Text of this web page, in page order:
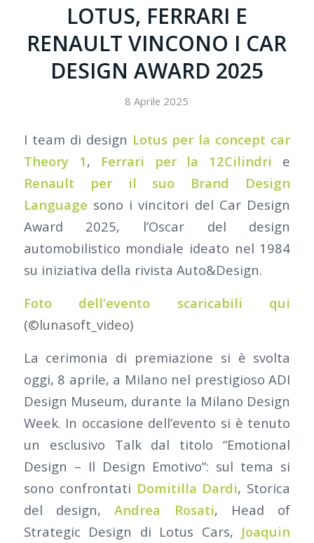
LOTUS, FERRARI E
RENAULT VINCONO I CAR
DESIGN AWARD 2025
8 Aprile 2025
I team di design Lotus per la concept car
Theory 1, Ferrari per la 12Cilindri e
Renault
per il suo Brand Design
Language sono i vincitori del Car Design
Award 2025, l’Oscar del design
automobilistico mondiale ideato nel 1984
su iniziativa della rivista Auto&Design.
Foto dell’evento scaricabili qui
(©lunasoft_video)
La cerimonia di premiazione si è svolta
oggi, 8 aprile, a Milano nel prestigioso ADI
Design Museum, durante la Milano Design
Week. In occasione dell’evento si è tenuto
un esclusivo Talk dal titolo “Emotional
Design – Il Design Emotivo”: sul tema si
sono confrontati Domitilla Dardi, Storica
del design,Andrea Rosati, Head of
Strategic Design di Lotus Cars, Joaquin